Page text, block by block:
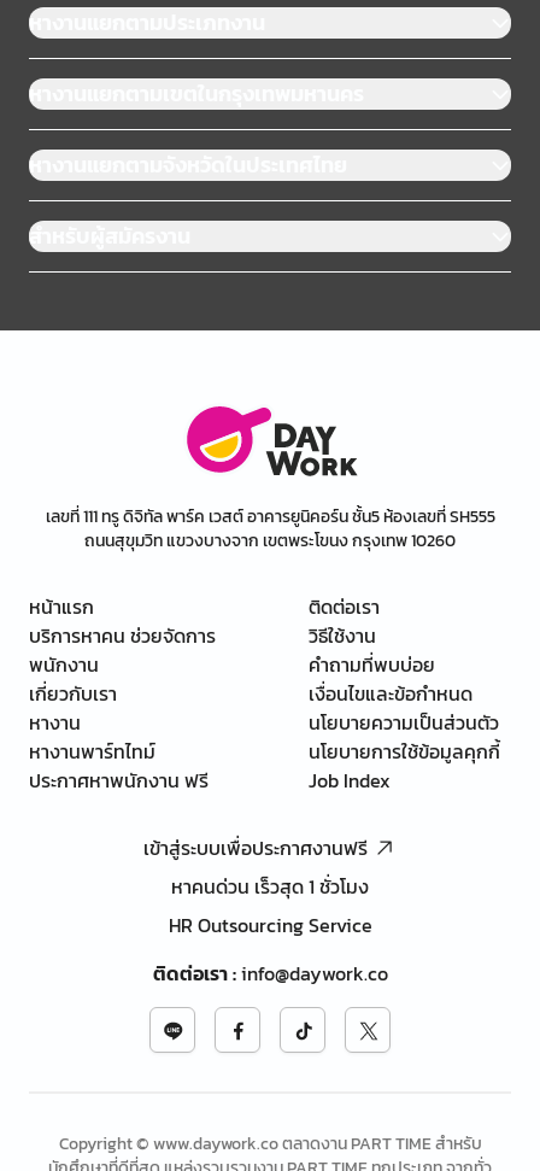
หางานแยกตามประเภทงาน
หางานแยกตามเขตในกรุงเทพมหานคร
หางานแยกตามจังหวัดในประเทศไทย
สำหรับผู้สมัครงาน
เลขที่ 111 ทรู ดิจิทัล พาร์ค เวสต์ อาคารยูนิคอร์น ชั้น5 ห้องเลขที่ SH555
ถนนสุขุมวิท แขวงบางจาก เขตพระโขนง กรุงเทพ 10260
หน้าแรก
บริการหาคน ช่วยจัดการ
พนักงาน
เกี่ยวกับเรา
หางาน
หางานพาร์ทไทม์
ประกาศหาพนักงาน ฟรี
ติดต่อเรา
วิธีใช้งาน
คำถามที่พบบ่อย
เงื่อนไขและข้อกำหนด
นโยบายความเป็นส่วนตัว
นโยบายการใช้ข้อมูลคุกกี้
Job Index
เข้าสู่ระบบเพื่อประกาศงานฟรี
หาคนด่วน เร็วสุด 1 ชั่วโมง
HR Outsourcing Service
ติดต่อเรา:info@daywork.co
Copyright © www.daywork.co ตลาดงาน PART TIME สำหรับ